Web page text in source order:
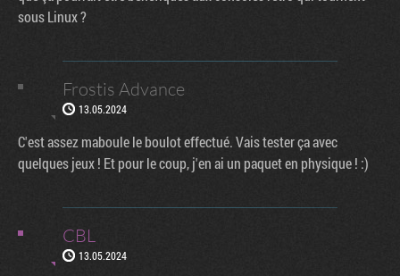
sous Linux ?
Frostis Advance
13.05.2024
C'est assez maboule le boulot effectué. Vais tester ça avec
quelques jeux ! Et pour le coup, j'en ai un paquet en physique ! :)
CBL
13.05.2024